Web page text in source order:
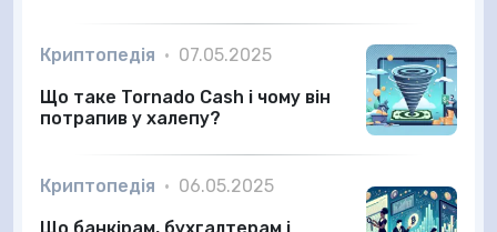
Криптопедія • 07.05.2025
Що таке Tornado Cash і чому він
потрапив у халепу?
Криптопедія • 06.05.2025